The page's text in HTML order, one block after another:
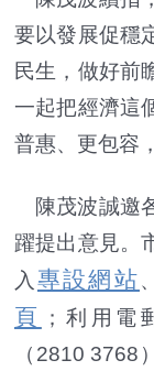
要以發展促穩
民生，做好前
一起把經濟這
普惠、更包容
陳茂波誠邀
躍提出意見。
入專設網站
頁 ；利用電
（2810 3768